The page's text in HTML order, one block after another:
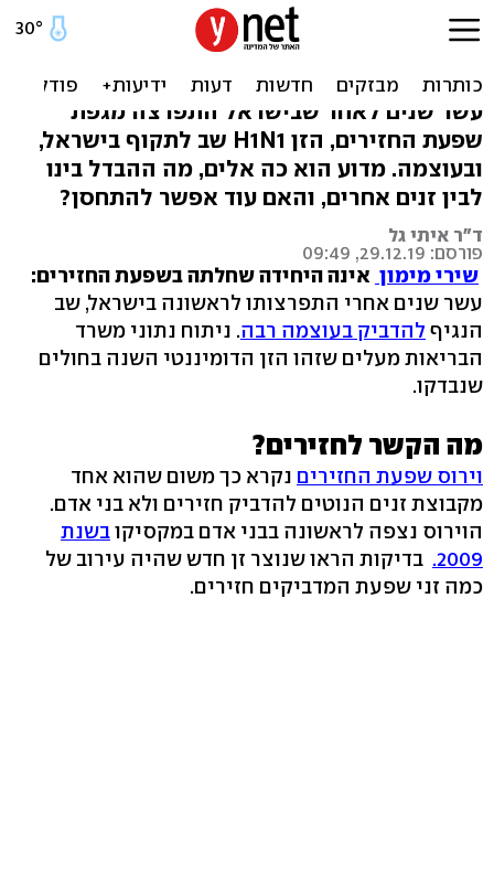
שפעת החזירים חוזרת: מה כל
כך מסוכן בה?
עשר שנים לאחר שבישראל התפרצה מגפת
שפעת החזירים, הזן H1N1 שב לתקוף בישראל,
ובעוצמה. מדוע הוא כה אלים, מה ההבדל בינו
לבין זנים אחרים, והאם עוד אפשר להתחסן?
ד"ר איתי גל
פורסם: 29.12.19, 09:49
שירי מימון אינה היחידה שחלתה בשפעת החזירים:
עשר שנים אחרי התפרצותו לראשונה בישראל, שב
הנגיף להדביק בעוצמה רבה. ניתוח נתוני משרד
הבריאות מעלים שזהו הזן הדומיננטי השנה בחולים
שנבדקו.
מה הקשר לחזירים?
וירוס שפעת החזירים נקרא כך משום שהוא אחד
מקבוצת זנים הנוטים להדביק חזירים ולא בני אדם.
הוירוס נצפה לראשונה בבני אדם במקסיקובשנת
2009. בדיקות הראו שנוצר זן חדש שהיה עירוב של
כמה זני שפעת המדביקים חזירים.